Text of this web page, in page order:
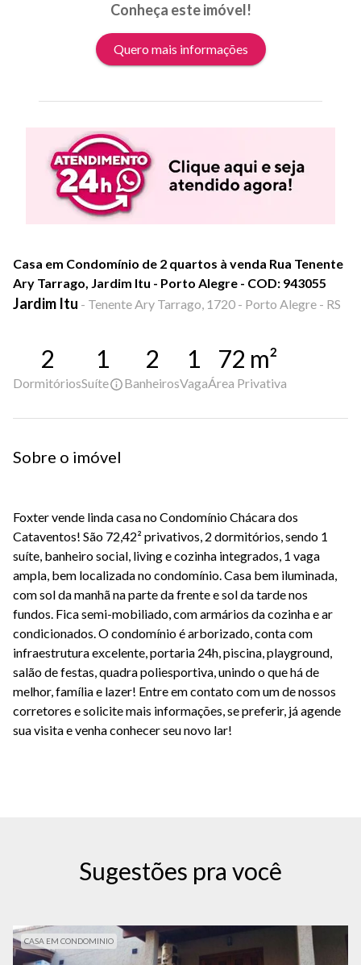
Conheça este imóvel!
Quero mais informações
Casa em Condomínio de 2 quartos à venda Rua Tenente
Ary Tarrago, Jardim Itu - Porto Alegre - COD: 943055
Jardim Itu - Tenente Ary Tarrago, 1720 - Porto Alegre - RS
2
Dormitórios
1
Suíte
2
Banheiros
1
Vaga
72 m²
Área Privativa
Sobre o imóvel
Foxter vende linda casa no Condomínio Chácara dos
Cataventos! São 72,42² privativos, 2 dormitórios, sendo 1
suíte, banheiro social, living e cozinha integrados, 1 vaga
ampla, bem localizada no condomínio. Casa bem iluminada,
com sol da manhã na parte da frente e sol da tarde nos
fundos. Fica semi-mobiliado, com armários da cozinha e ar
condicionados. O condomínio é arborizado, conta com
infraestrutura excelente, portaria 24h, piscina, playground,
salão de festas, quadra poliesportiva, unindo o que há de
melhor, família e lazer! Entre em contato com um de nossos
corretores e solicite mais informações, se preferir, já agende
sua visita e venha conhecer seu novo lar!
Sugestões pra você
CASA EM CONDOMINIO